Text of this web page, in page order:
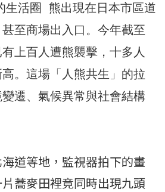
生活圈 熊出現在日本市區道
至商場出入口。今年截至
上百人遭熊襲擊，十多人
。這場「人熊共生」的拉
遷、氣候異常與社會結構
道等地，監視器拍下的畫
蕎麥田裡竟同時出現九頭